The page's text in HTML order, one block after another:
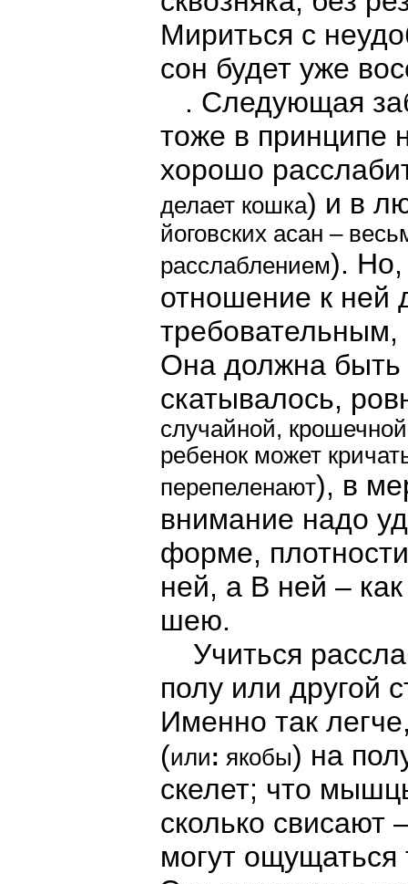
Мириться с
сон будет уже
. Следующая
тоже в принципе
хорошо
делает кошка) и в
йоговских асан –
расслаблением). Но,
отношение к ней
требовательным,
Она должна быть
скатывалось,
случайной,
ребенок может
перепеленают), в
внимание надо
форме,
ней, а В ней –
шею.
Учиться
полу или другой
Именно так
(или: якобы) на
скелет; что
сколько свисают
могут ощущаться